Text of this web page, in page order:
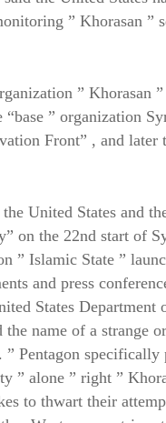
” Khorasan ”
” Khorasan
“base ” organization
Front” , and later
United States and
on the 22nd start of
” Islamic State ”
and press
States Department
the name of a strange
” Pentagon specifically
” alone ” right ”
to thwart their